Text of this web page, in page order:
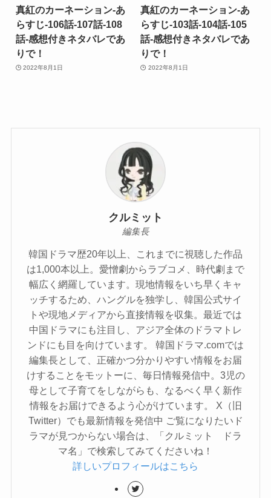
真紅のカーネーション-あ
らすじ-106話-107話-108
話-感想付きネタバレであ
りで！
2022年8月1日
真紅のカーネーション-あ
らすじ-103話-104話-105
話-感想付きネタバレであ
りで！
2022年8月1日
クルミット
編集長
韓国ドラマ歴20年以上、これまでに視聴した作品
は1,000本以上。愛憎劇からラブコメ、時代劇まで
幅広く網羅しています。現地情報をいち早くキャ
ッチするため、ハングルを独学し、韓国公式サイ
トや現地メディアから直接情報を収集。最近では
中国ドラマにも注目し、アジア全体のドラマトレ
ンドにも目を向けています。 韓国ドラマ.comでは
編集長として、正確かつ分かりやすい情報をお届
けすることをモットーに、毎日情報発信中。3児の
母として子育てをしながらも、なるべく早く新作
情報をお届けできるよう心がけています。 X（旧
Twitter）でも最新情報を発信中 ご覧になりたいド
ラマが見つからない場合は、「クルミット ドラ
マ名」で検索してみてくださいね！
詳しいプロフィールはこちら